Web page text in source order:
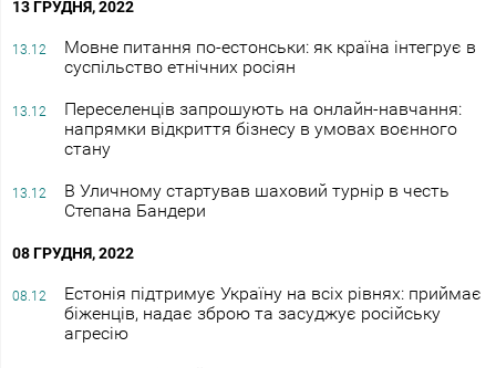
13 ГРУДНЯ, 2022
13.12
Мовне питання по-естонськи: як країна інтегрує в
суспільство етнічних росіян
13.12
Переселенців запрошують на онлайн-навчання:
напрямки відкриття бізнесу в умовах воєнного
стану
13.12
В Уличному стартував шаховий турнір в честь
Степана Бандери
08 ГРУДНЯ, 2022
08.12
Естонія підтримує Україну на всіх рівнях: приймає
біженців, надає зброю та засуджує російську
агресію